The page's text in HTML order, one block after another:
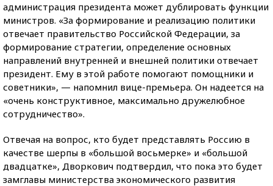
администрация президента может дублировать функции
министров. «За формирование и реализацию политики
отвечает правительство Российской Федерации, за
формирование стратегии, определение основных
направлений внутренней и внешней политики отвечает
президент. Ему в этой работе помогают помощники и
советники», — напомнил вице-премьера. Он надеется на
«очень конструктивное, максимально дружелюбное
сотрудничество».
Отвечая на вопрос, кто будет представлять Россию в
качестве шерпы в «большой восьмерке» и «большой
двадцатке», Дворкович подтвердил, что пока это будет
замглавы министерства экономического развития